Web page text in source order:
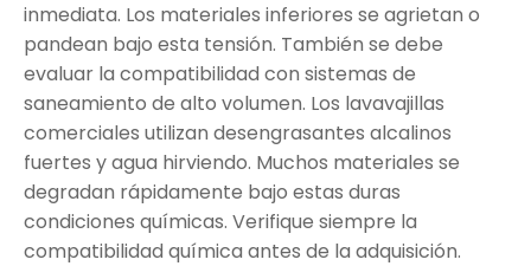
inmediata. Los materiales inferiores se agrietan o
pandean bajo esta tensión. También se debe
evaluar la compatibilidad con sistemas de
saneamiento de alto volumen. Los lavavajillas
comerciales utilizan desengrasantes alcalinos
fuertes y agua hirviendo. Muchos materiales se
degradan rápidamente bajo estas duras
condiciones químicas. Verifique siempre la
compatibilidad química antes de la adquisición.